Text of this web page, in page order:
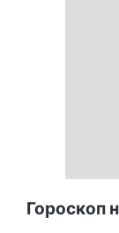
Гороскоп